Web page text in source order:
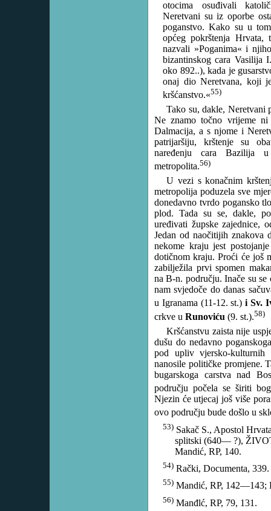
otocima osuđivali
Neretvani su iz oporbe
poganstvo. Kako su u
općeg pokrštenja
nazvali »Poganima« i
bizantinskog cara Vasilija
oko 892..), kada je
onaj dio Neretvana, koji
kršćanstvo.«55)
Tako su, dakle, Neretvani
Ne znamo točno vrijeme
Dalmacija, a s njome i
patrijaršiju, krštenje su
naređenju cara Bazilija
metropolita.56)
U vezi s konačnim
metropolija poduzela sve
donedavno tvrdo pogansko
plod. Tada su se, dakle,
uređivati župske zajednice,
Jedan od naočitijih znakova
nekome kraju jest
dotičnom kraju. Proći će još
zabilježila prvi spomen
na B-n. području. Inače su
nam svjedoče do danas
u Igranama (11-12. st.) i Sv.
crkve u Runoviću (9. st.).58)
Kršćanstvu zaista nije
dušu do nedavno
pod upliv vjersko-
nanosile političke promjene.
bugarskoga carstva nad
području počela se širiti
Njezin će utjecaj još više
ovo području bude došlo u
53) Sakač S., Apostol
splitski (640— ?),
Mandić, RP, 140.
54) Rački, Documenta, 339.
55) Mandić, RP, 142—143;
56) Manđlć, RP, 79, 131.